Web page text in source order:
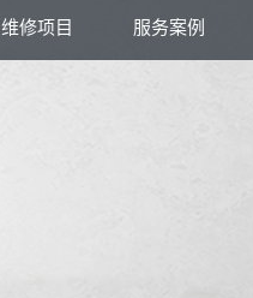
维修项目 服务案例